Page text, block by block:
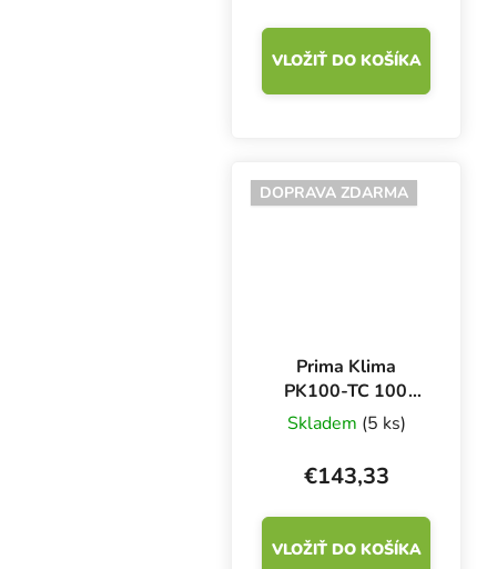
VLOŽIŤ DO KOŠÍKA
DOPRAVA ZDARMA
Prima Klima
PK100-TC 100
mm - 280 m3/h,
ventilátor s
reguláciou teploty
Skladem (5 ks)
€143,33
VLOŽIŤ DO KOŠÍKA